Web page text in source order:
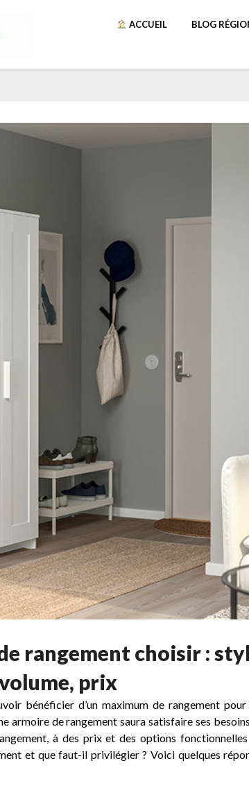
ACCUEIL BLOG
rangement choisir :
prix
bénéficier d’un maximum de rangement
armoire de rangement saura satisfaire ses
à des prix et des options
et que faut-il privilégier ? Voici quelques